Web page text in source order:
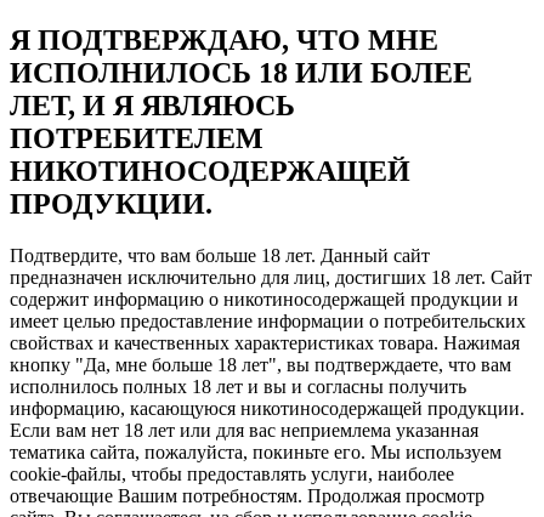
Я ПОДТВЕРЖДАЮ, ЧТО МНЕ
ИСПОЛНИЛОСЬ 18 ИЛИ БОЛЕЕ
ЛЕТ, И Я ЯВЛЯЮСЬ
ПОТРЕБИТЕЛЕМ
НИКОТИНОСОДЕРЖАЩЕЙ
ПРОДУКЦИИ.
Подтвердите, что вам больше 18 лет. Данный сайт
предназначен исключительно для лиц, достигших 18 лет. Сайт
содержит информацию о никотиносодержащей продукции и
имеет целью предоставление информации о потребительских
свойствах и качественных характеристиках товара. Нажимая
кнопку "Да, мне больше 18 лет", вы подтверждаете, что вам
исполнилось полных 18 лет и вы и согласны получить
информацию, касающуюся никотиносодержащей продукции.
Если вам нет 18 лет или для вас неприемлема указанная
тематика сайта, пожалуйста, покиньте его. Мы используем
cookie-файлы, чтобы предоставлять услуги, наиболее
отвечающие Вашим потребностям. Продолжая просмотр